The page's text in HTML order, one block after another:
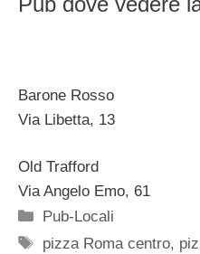
Barone Rosso
Via Libetta, 13
Old Trafford
Via Angelo Emo, 61
Categorie
Pub-Locali
Tag
pizza Roma centro,